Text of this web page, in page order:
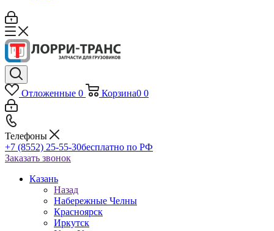
Отложенные 0 Корзина0 0
Телефоны
+7 (8552) 25-55-30бесплатно по РФ
Заказать звонок
Казань
Назад
Набережные Челны
Красноярск
Иркутск